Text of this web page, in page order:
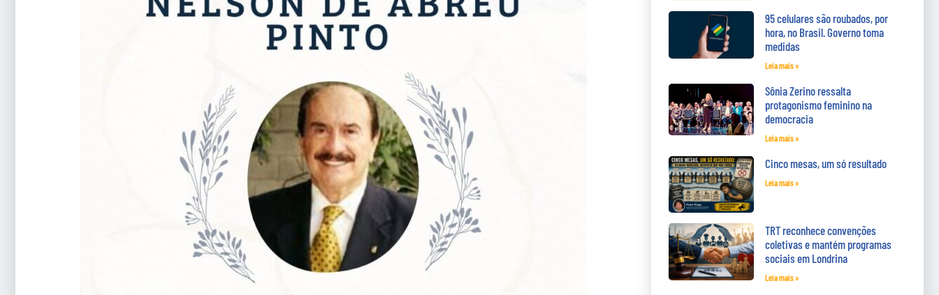
95 celulares são roubados, por
hora, no Brasil. Governo toma
medidas
Leia mais »
Sônia Zerino ressalta
protagonismo feminino na
democracia
Leia mais »
Cinco mesas, um só resultado
Leia mais »
TRT reconhece convenções
coletivas e mantém programas
sociais em Londrina
Leia mais »